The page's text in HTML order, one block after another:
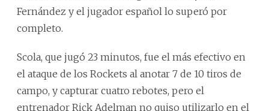
Fernández y el jugador español lo superó por
completo.
Scola, que jugó 23 minutos, fue el más efectivo en
el ataque de los Rockets al anotar 7 de 10 tiros de
campo, y capturar cuatro rebotes, pero el
entrenador Rick Adelman no quiso utilizarlo en el